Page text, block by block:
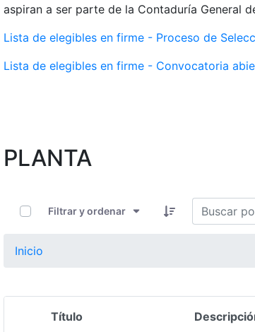
aspiran a ser parte de la Contaduría General
Lista de elegibles en firme - Proceso de
Lista de elegibles en firme - Convocatoria
PLANTA
Filtrar y ordenar
Inicio
Selección del elemento
Título